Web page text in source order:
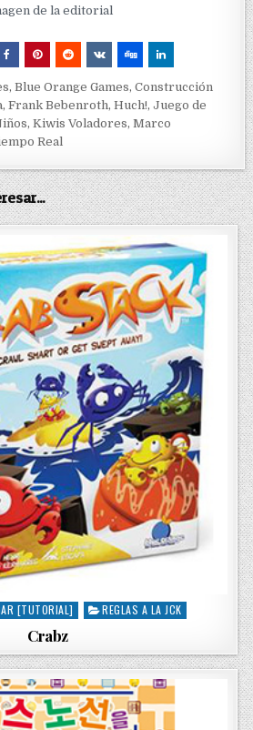
de la editorial
,Blue Orange Games,Construcción
,Frank Bebenroth,Huch!,Juego de
,Kiwis Voladores,Marco
Real
[TUTORIAL] REGLAS A LA JCK
Crabz